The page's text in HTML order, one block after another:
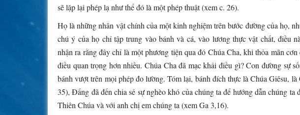
sẽ lặp lại phép lạ như thể đó là một phép thuật (xem c. 26).
Họ là những nhân vật chính của một kinh nghiệm trên bước đường của họ,
chú ý của họ chỉ tập trung vào bánh và cá, vào lương thực vật chất, điều
nhận ra rằng đây chỉ là một phương tiện qua đó Chúa Cha, khi thỏa mãn
điều quan trọng hơn nhiều. Chúa Cha đã mạc khải điều gì? Con đường sự
bánh vượt trên mọi phép đo lường. Tóm lại, bánh đích thực là Chúa Giêsu,
35), Đấng đã đến chia sẻ sự nghèo khó của chúng ta để hướng dẫn chúng
Thiên Chúa và với anh chị em chúng ta (xem Ga 3,16).